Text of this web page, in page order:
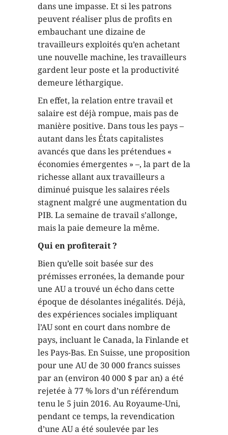
dans une impasse. Et si les patrons
peuvent réaliser plus de profits en
embauchant une dizaine de
travailleurs exploités qu’en achetant
une nouvelle machine, les travailleurs
gardent leur poste et la productivité
demeure léthargique.
En effet, la relation entre travail et
salaire est déjà rompue, mais pas de
manière positive. Dans tous les pays –
autant dans les États capitalistes
avancés que dans les prétendues «
économies émergentes » –, la part de la
richesse allant aux travailleurs a
diminué puisque les salaires réels
stagnent malgré une augmentation du
PIB. La semaine de travail s’allonge,
mais la paie demeure la même.
Qui en profiterait ?
Bien qu’elle soit basée sur des
prémisses erronées, la demande pour
une AU a trouvé un écho dans cette
époque de désolantes inégalités. Déjà,
des expériences sociales impliquant
l’AU sont en court dans nombre de
pays, incluant le Canada, la Finlande et
les Pays-Bas. En Suisse, une proposition
pour une AU de 30 000 francs suisses
par an (environ 40 000 $ par an) a été
rejetée à 77 % lors d’un référendum
tenu le 5 juin 2016. Au Royaume-Uni,
pendant ce temps, la revendication
d’une AU a été soulevée par les